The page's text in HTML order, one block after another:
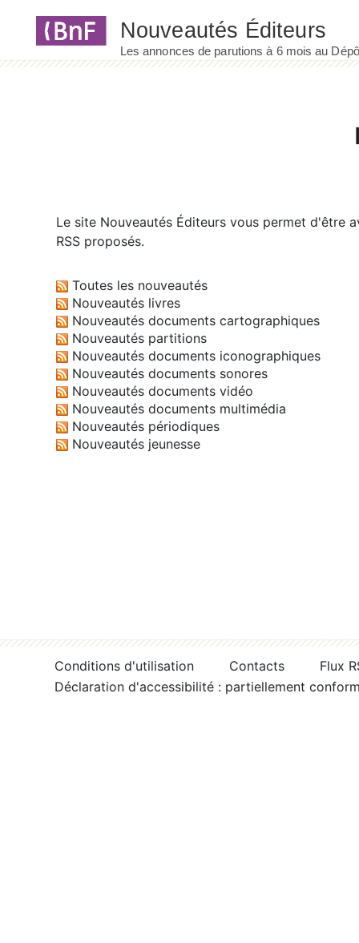
Le site Nouveautés Éditeurs vous permet d'être
RSS proposés.
Toutes les nouveautés
Nouveautés livres
Nouveautés documents cartographiques
Nouveautés partitions
Nouveautés documents iconographiques
Nouveautés documents sonores
Nouveautés documents vidéo
Nouveautés documents multimédia
Nouveautés périodiques
Nouveautés jeunesse
Conditions d'utilisation Contacts
Flux
Déclaration d'accessibilité : partiellement